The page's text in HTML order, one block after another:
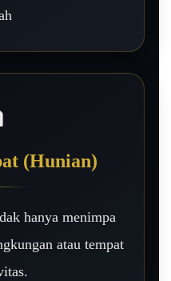
(Hunian)
hanya menimpa
atau tempat